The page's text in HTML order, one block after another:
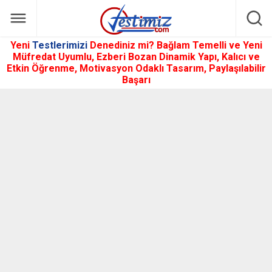
Yeni Testlerimizi Denediniz mi? Bağlam Temelli ve Yeni
Müfredat Uyumlu, Ezberi Bozan Dinamik Yapı, Kalıcı ve
Etkin Öğrenme, Motivasyon Odaklı Tasarım, Paylaşılabilir
Başarı